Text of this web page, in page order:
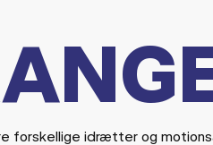
forskellige idrætter og